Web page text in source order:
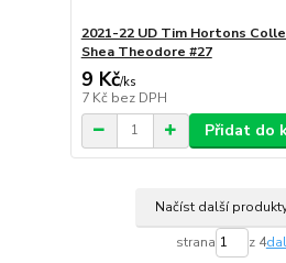
2021-22 UD Tim Hortons
Shea Theodore #27
9 Kč/ks
7 Kč bez DPH
Přidat do
Načíst další
strana z 4